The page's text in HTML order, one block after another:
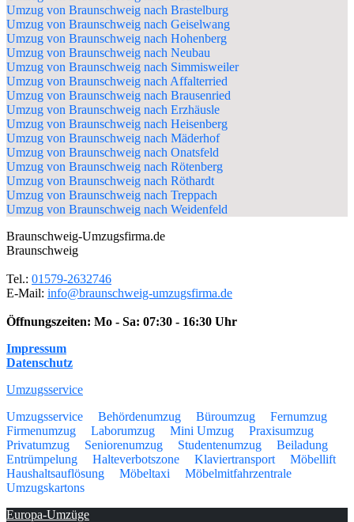
Umzug von Braunschweig nach Brastelburg
Umzug von Braunschweig nach Geiselwang
Umzug von Braunschweig nach Hohenberg
Umzug von Braunschweig nach Neubau
Umzug von Braunschweig nach Simmisweiler
Umzug von Braunschweig nach Affalterried
Umzug von Braunschweig nach Brausenried
Umzug von Braunschweig nach Erzhäusle
Umzug von Braunschweig nach Heisenberg
Umzug von Braunschweig nach Mäderhof
Umzug von Braunschweig nach Onatsfeld
Umzug von Braunschweig nach Rötenberg
Umzug von Braunschweig nach Röthardt
Umzug von Braunschweig nach Treppach
Umzug von Braunschweig nach Weidenfeld
Braunschweig-Umzugsfirma.de
Braunschweig
Tel.: 01579-2632746
E-Mail: info@braunschweig-umzugsfirma.de
Öffnungszeiten: Mo - Sa: 07:30 - 16:30 Uhr
Impressum
Datenschutz
Umzugsservice
Umzugsservice
Behördenumzug Büroumzug
Fernumzug
Firmenumzug
Laborumzug Mini Umzug
Praxisumzug
Privatumzug
Seniorenumzug Studentenumzug
Beiladung
Entrümpelung
Halteverbotszone Klaviertransport
Möbellift
Haushaltsauflösung
Möbeltaxi
Möbelmitfahrzentrale
Umzugskartons
Europa-Umzüge